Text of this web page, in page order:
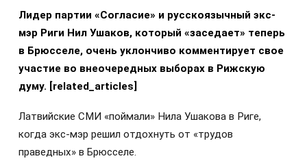
Лидер партии «Согласие» и русскоязычный экс-
мэр Риги Нил Ушаков, который «заседает» теперь
в Брюсселе, очень уклончиво комментирует свое
участие во внеочередных выборах в Рижскую
думу. [related_articles]
Латвийские СМИ «поймали» Нила Ушакова в Риге,
когда экс-мэр решил отдохнуть от «трудов
праведных» в Брюсселе.